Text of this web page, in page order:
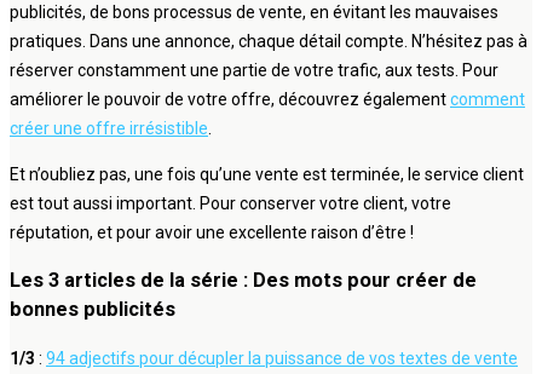
publicités, de bons processus de vente, en évitant les mauvaises
pratiques. Dans une annonce, chaque détail compte. N’hésitez pas à
réserver constamment une partie de votre trafic, aux tests. Pour
améliorer le pouvoir de votre offre, découvrez égalementcomment
créer une offre irrésistible
Et n’oubliez pas, une fois qu’une vente est terminée, le service client
est tout aussi important. Pour conserver votre client, votre
réputation, et pour avoir une excellente raison d’être !
Les 3 articles de la série : Des mots pour créer de
bonnes publicités
1/3 : 94 adjectifs pour décupler la puissance de vos textes de vente